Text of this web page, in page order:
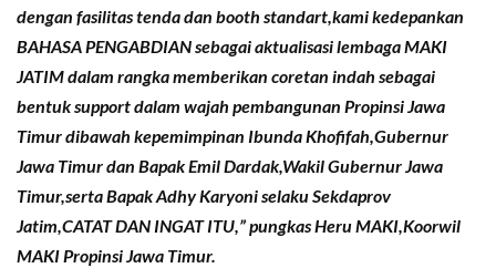
dengan fasilitas tenda dan booth standart,kami kedepankan
BAHASA PENGABDIAN sebagai aktualisasi lembaga MAKI
JATIM dalam rangka memberikan coretan indah sebagai
bentuk support dalam wajah pembangunan Propinsi Jawa
Timur dibawah kepemimpinan Ibunda Khofifah,Gubernur
Jawa Timur dan Bapak Emil Dardak,Wakil GubernurJawa
Timur,serta Bapak Adhy Karyoni selaku Sekdaprov
Jatim,CATAT DAN INGAT ITU,” pungkas Heru MAKI,Koorwil
MAKI Propinsi Jawa Timur.